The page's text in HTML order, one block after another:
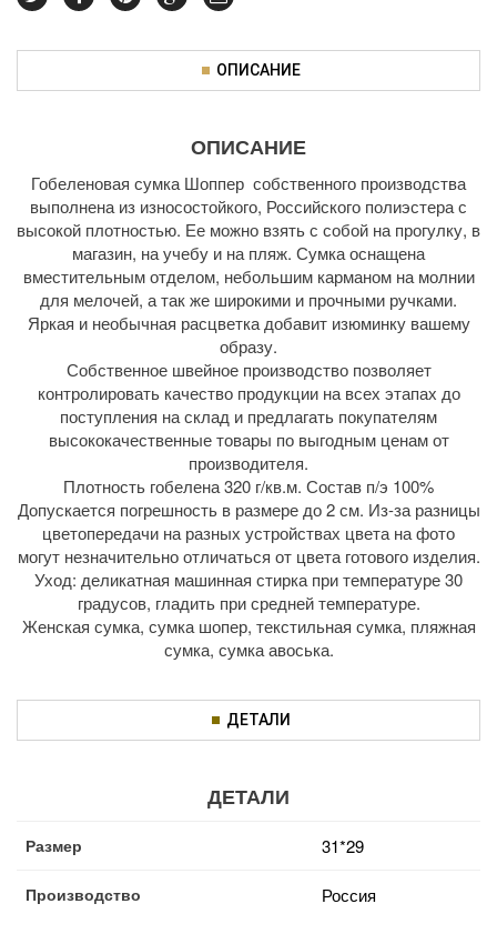
ОПИСАНИЕ
ОПИСАНИЕ
Гобеленовая сумка Шоппер собственного производства
выполнена из износостойкого, Российского полиэстера с
высокой плотностью. Ее можно взять с собой на прогулку, в
магазин, на учебу и на пляж. Сумка оснащена
вместительным отделом, небольшим карманом на молнии
для мелочей, а так же широкими и прочными ручками.
Яркая и необычная расцветка добавит изюминку вашему
образу.
Собственное швейное производство позволяет
контролировать качество продукции на всех этапах до
поступления на склад и предлагать покупателям
высококачественные товары по выгодным ценам от
производителя.
Плотность гобелена 320 г/кв.м. Состав п/э 100%
Допускается погрешность в размере до 2 см. Из-за разницы
цветопередачи на разных устройствах цвета на фото
могут незначительно отличаться от цвета готового изделия.
Уход: деликатная машинная стирка при температуре 30
градусов, гладить при средней температуре.
Женская сумка, сумка шопер, текстильная сумка, пляжная
сумка, сумка авоська.
ДЕТАЛИ
ДЕТАЛИ
Размер 31*29
Производство Россия